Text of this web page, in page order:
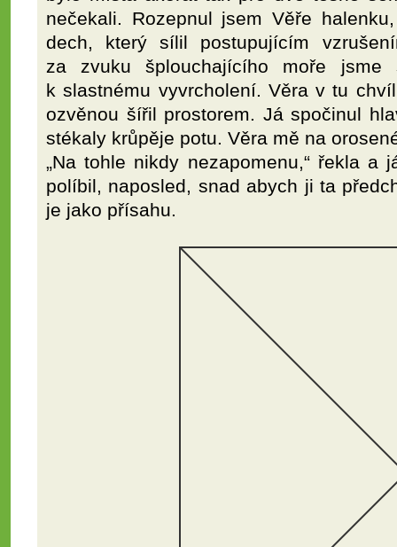
nečekali. Rozepnul jsem Věře
dech, který sílil postupujícím
za zvuku šplouchajícího moře jsme
k slastnému vyvrcholení. Věra v tu
ozvěnou šířil prostorem. Já spočinul
stékaly krůpěje potu. Věra mě na
„Na tohle nikdy nezapomenu,“ řekla a
políbil, naposled, snad abych ji ta
je jako přísahu.